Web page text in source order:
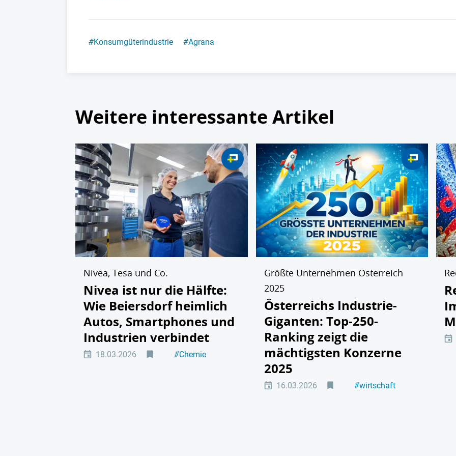
#Konsumgüterindustrie #Agrana
Weitere interessante Artikel
Nivea, Tesa und Co.
Nivea ist nur die Hälfte:
Wie Beiersdorf heimlich
Autos, Smartphones und
Industrien verbindet
18.03.2026 #Chemie
Größte Unternehmen Österreich
2025
Österreichs Industrie-
Giganten: Top-250-
Ranking zeigt die
mächtigsten Konzerne
2025
16.03.2026 #wirtschaft